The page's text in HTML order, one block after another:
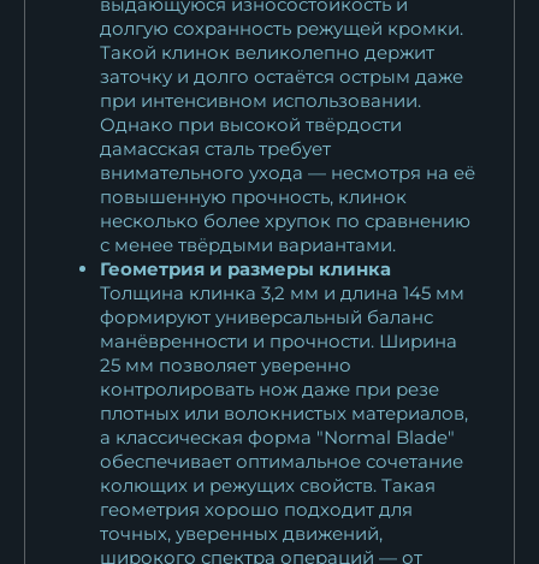
долгую сохранность режущей кромки.
Такой клинок великолепно держит
заточку и долго остаётся острым даже
при интенсивном использовании.
Однако при высокой твёрдости
дамасская сталь требует
внимательного ухода — несмотря на её
повышенную прочность, клинок
несколько более хрупок по сравнению
с менее твёрдыми вариантами.
Геометрия и размеры клинка
Толщина клинка 3,2 мм и длина 145 мм
формируют универсальный баланс
манёвренности и прочности. Ширина
25 мм позволяет уверенно
контролировать нож даже при резе
плотных или волокнистых материалов,
а классическая форма "Normal Blade"
обеспечивает оптимальное сочетание
колющих и режущих свойств. Такая
геометрия хорошо подходит для
точных, уверенных движений,
широкого спектра операций — от